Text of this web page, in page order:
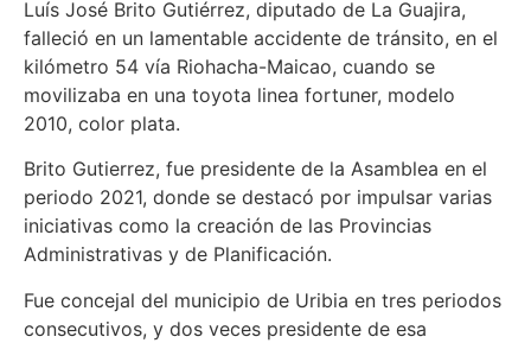
Luís José Brito Gutiérrez, diputado de La Guajira,
falleció en un lamentable accidente de tránsito, en el
kilómetro 54 vía Riohacha-Maicao, cuando se
movilizaba en una toyota linea fortuner, modelo
2010, color plata.
Brito Gutierrez, fue presidente de la Asamblea en el
periodo 2021, donde se destacó por impulsar varias
iniciativas como la creación de las Provincias
Administrativas y de Planificación.
Fue concejal del municipio de Uribia en tres periodos
consecutivos, y dos veces presidente de esa